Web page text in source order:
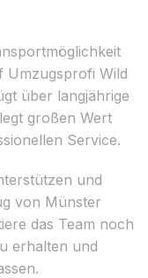
Umzugsprofi Wild
über langjährige
großen Wert
Service.
und
von Münster
das Team noch
erhalten und